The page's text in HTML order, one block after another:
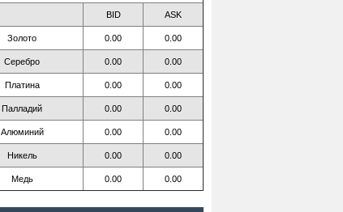
BID ASK
Золото 0.00 0.00
Серебро 0.00 0.00
Платина 0.00 0.00
Палладий 0.00 0.00
Алюминий 0.00 0.00
Никель 0.00 0.00
Медь 0.00 0.00